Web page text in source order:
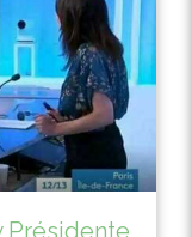
Présidente